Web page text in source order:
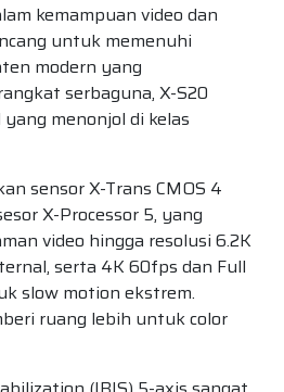
kemampuan video dan
untuk memenuhi
modern yang
serbaguna, X-S20
menonjol di kelas
sensor X-Trans CMOS 4
X-Processor 5, yang
video hingga resolusi 6.2K
serta 4K 60fps dan Full
slow motion ekstrem.
ruang lebih untuk color